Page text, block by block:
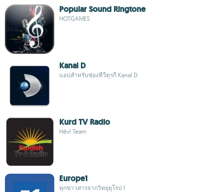
Popular Sound Ringtone
HOTGAMES
Kanal D
แอปสำหรับช่องทีวีตุรกี Kanal D
Kurd TV Radio
Hêvî Team
Europe1
ทุกข่าวสารจากวิทยุยุโรป 1